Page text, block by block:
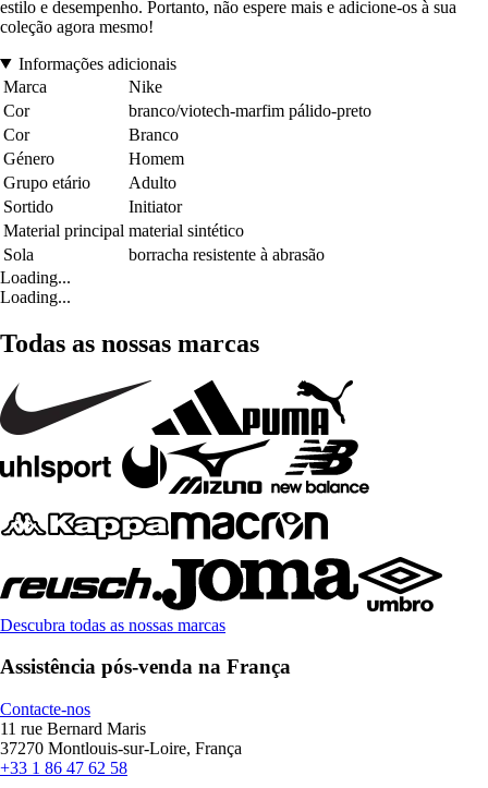
estilo e desempenho. Portanto, não espere mais e adicione-os à sua
coleção agora mesmo!
Informações adicionais
Marca
Nike
Cor
branco/viotech-marfim pálido-preto
Cor
Branco
Género
Homem
Grupo etário
Adulto
Sortido
Initiator
Material principal material sintético
Sola
borracha resistente à abrasão
Loading...
Loading...
Todas as nossas marcas
Descubra todas as nossas marcas
Assistência pós-venda na França
Contacte-nos
11 rue Bernard Maris
37270 Montlouis-sur-Loire, França
+33 1 86 47 62 58